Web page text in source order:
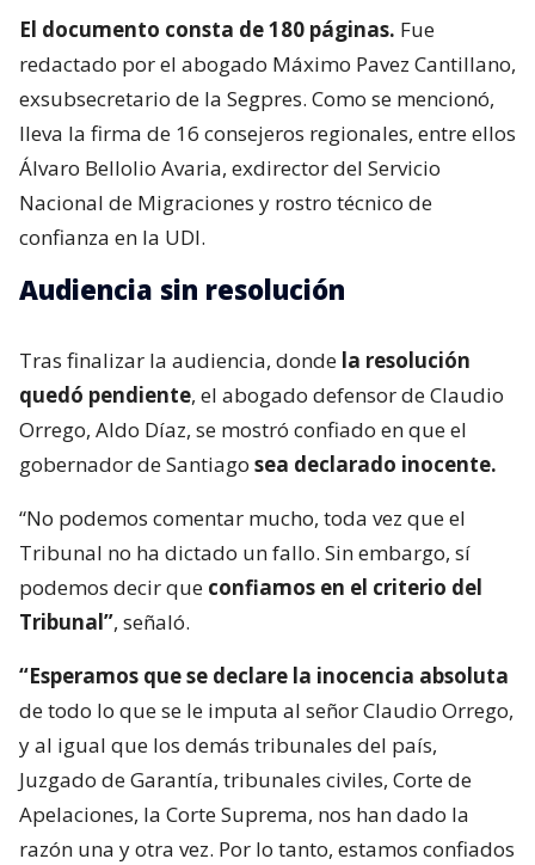
El documento consta de 180 páginas. Fue
redactado por el abogado Máximo Pavez Cantillano,
exsubsecretario de la Segpres. Como se mencionó,
lleva la firma de 16 consejeros regionales, entre ellos
Álvaro Bellolio Avaria, exdirector del Servicio
Nacional de Migraciones y rostro técnico de
confianza en la UDI.
Audiencia sin resolución
Tras finalizar la audiencia, donde la resolución
quedó pendiente, el abogado defensor de Claudio
Orrego, Aldo Díaz, se mostró confiado en que el
gobernador de Santiago sea declarado inocente.
“No podemos comentar mucho, toda vez que el
Tribunal no ha dictado un fallo. Sin embargo, sí
podemos decir que confiamos en el criterio del
Tribunal”, señaló.
“Esperamos que se declare la inocencia absoluta
de todo lo que se le imputa al señor Claudio Orrego,
y al igual que los demás tribunales del país,
Juzgado de Garantía, tribunales civiles, Corte de
Apelaciones, la Corte Suprema, nos han dado la
razón una y otra vez. Por lo tanto, estamos confiados